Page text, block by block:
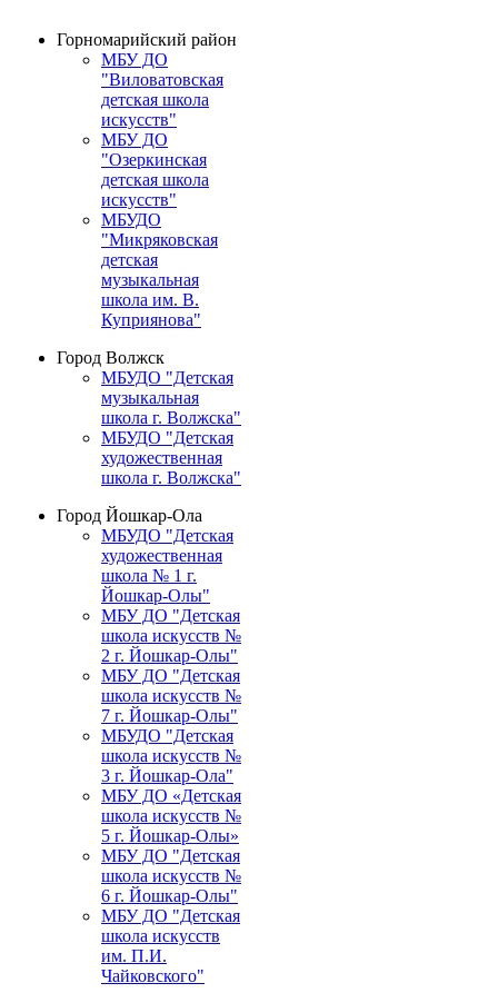
Горномарийский район
МБУ ДО
"Виловатовская
детская школа
искусств"
МБУ ДО
"Озеркинская
детская школа
искусств"
МБУДО
"Микряковская
детская
музыкальная
школа им. В.
Куприянова"
Город Волжск
МБУДО "Детская
музыкальная
школа г. Волжска"
МБУДО "Детская
художественная
школа г. Волжска"
Город Йошкар-Ола
МБУДО "Детская
художественная
школа № 1 г.
Йошкар-Олы"
МБУ ДО "Детская
школа искусств №
2 г. Йошкар-Олы"
МБУ ДО "Детская
школа искусств №
7 г. Йошкар-Олы"
МБУДО "Детская
школа искусств №
3 г. Йошкар-Ола"
МБУ ДО «Детская
школа искусств №
5 г. Йошкар-Олы»
МБУ ДО "Детская
школа искусств №
6 г. Йошкар-Олы"
МБУ ДО "Детская
школа искусств
им. П.И.
Чайковского"